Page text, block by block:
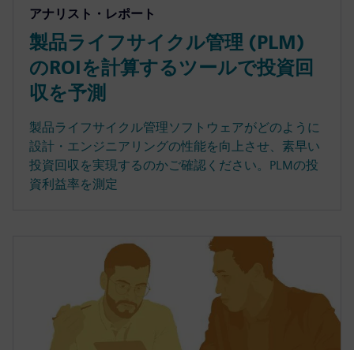
アナリスト・レポート
製品ライフサイクル管理 (PLM)
のROIを計算するツールで投資回
収を予測
製品ライフサイクル管理ソフトウェアがどのように
設計・エンジニアリングの性能を向上させ、素早い
投資回収を実現するのかご確認ください。PLMの投
資利益率を測定